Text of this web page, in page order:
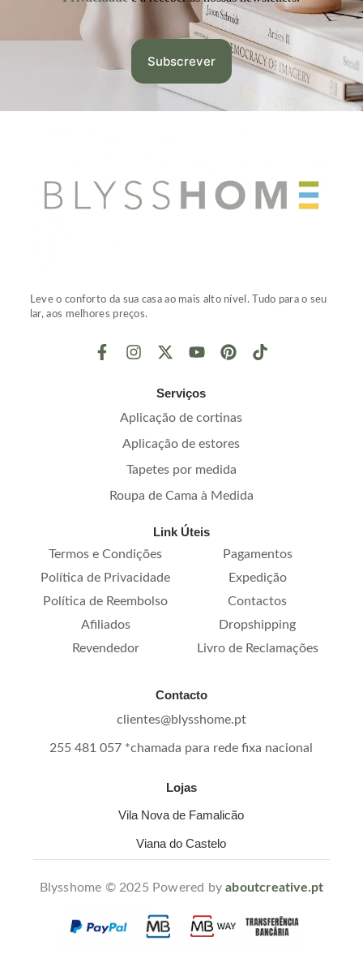
Leve o conforto da sua casa ao mais alto nível. Tudo para o seu
lar, aos melhores preços.
Serviços
Aplicação de cortinas
Aplicação de estores
Tapetes por medida
Roupa de Cama à Medida
Link Úteis
Termos e Condições
Pagamentos
Política de Privacidade
Expedição
Política de Reembolso
Contactos
Afiliados
Dropshipping
Revendedor
Livro de Reclamações
Contacto
clientes@blysshome.pt
255 481 057 *chamada para rede fixa nacional
Lojas
Vila Nova de Famalicão
Viana do Castelo
Blysshome © 2025 Powered byaboutcreative.pt